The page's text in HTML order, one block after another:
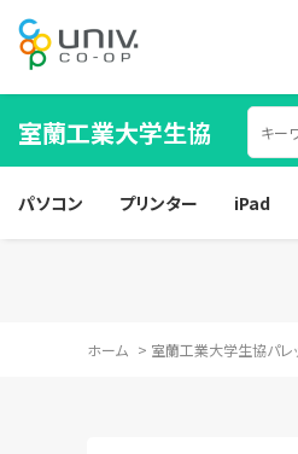
室蘭工業大学生協
パソコン プリンター iPad
ホーム > 室蘭工業大学生協パレ